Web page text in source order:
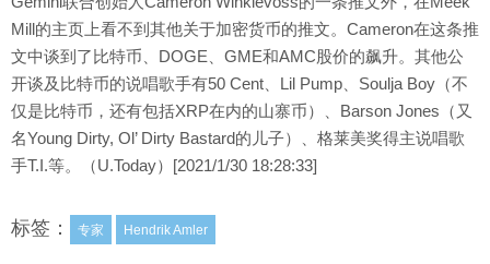
Mill的主页上看不到其他关于加密货币的推文。Cameron在这条推
文中谈到了比特币、DOGE、GME和AMC股价的飙升。其他公
开谈及比特币的说唱歌手有50 Cent、Lil Pump、Soulja Boy（不
仅是比特币，还有包括XRP在内的山寨币）、Barson Jones（又
名Young Dirty, Ol’ Dirty Bastard的儿子）、格莱美奖得主说唱歌
手T.I.等。（U.Today）[2021/1/30 18:28:33]
标签： 专家 Hendrik Amler